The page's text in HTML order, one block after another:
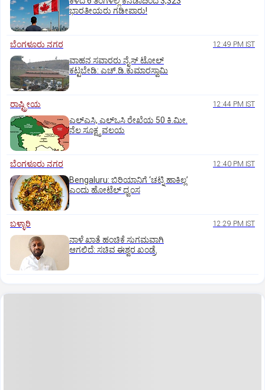
ಭಾರತೀಯರು ಗಡೀಪಾರು!
ಬೆಂಗಳೂರು ನಗರ 12:49 PM IST
ವಾಹನ ಸವಾರರು ನೈಸ್‌ ಟೋಲ್‌
ಕಟ್ಟಬೇಡಿ: ಎಚ್‌.ಡಿ.ಕುಮಾರಸ್ವಾಮಿ
ರಾಷ್ಟ್ರೀಯ 12:44 PM IST
ಎಲ್‌ಎಸಿ, ಎಲ್‌ಒಸಿ ರೇಖೆಯ 50 ಕಿ.ಮೀ.
ನೆಲ ಸೂಕ್ಷ್ಮ ವಲಯ
ಬೆಂಗಳೂರು ನಗರ 12:40 PM IST
Bengaluru: ಬಿರಿಯಾನಿಗೆ ‘ಚಟ್ನಿ ಹಾಕಿಲ್ಲ’
ಎಂದು ಹೋಟೆಲ್‌ ಧ್ವಂಸ
ಬಳ್ಳಾರಿ 12:29 PM IST
ನಾಳೆ ಖಾತೆ ಹಂಚಿಕೆ ಸುಗಮವಾಗಿ
ಆಗಲಿದೆ: ಸಚಿವ ಈಶ್ವರ ಖಂಡ್ರೆ